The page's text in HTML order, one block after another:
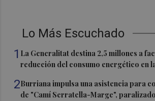
Lo Más Escuchado
1 La Generalitat destina 2,5 millones a
reducción del consumo energético en
2Burriana impulsa una asistencia para
de "Camí Serratella-Marge",